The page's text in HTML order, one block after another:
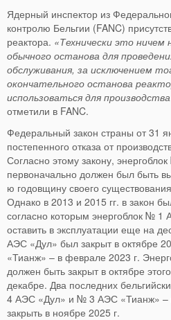
Ядерный инспектор из
контролю Бельгии (FANC)
реактора. «Технически это
обычного останова для
обслуживания, за исключением
окончательного останова
использоваться для
отметили в FANC.
Федеральный закон страны от 31
постепенного отказа от
Согласно этому закону,
первоначально должен был быть
ю годовщину своего
Однако в 2013 и 2015 гг. в закон
согласно которым энергоблок №
оставить в эксплуатации еще на
АЭС «Дул» был закрыт в октябре
«Тианж» – в феврале 2023 г.
должен быть закрыт в октябре
декабре. Два последних
4 АЭС «Дул» и № 3 АЭС «Тианж» –
закрыть в ноябре 2025 г.